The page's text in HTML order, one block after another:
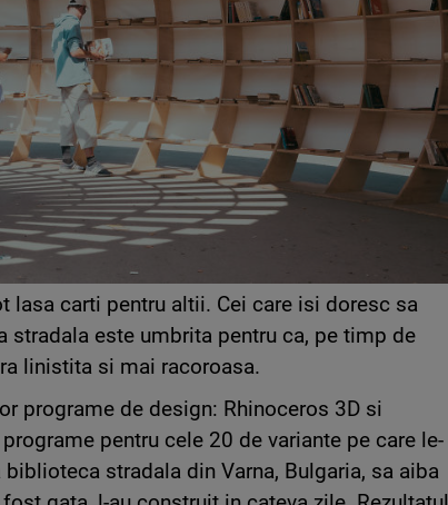
lasa carti pentru altii. Cei care isi doresc sa
este umbrita pentru ca, pe timp de
linistita si mai racoroasa.
programe de design: Rhinoceros 3D si
pentru cele 20 de variante pe care le-
stradala din Varna, Bulgaria, sa aiba